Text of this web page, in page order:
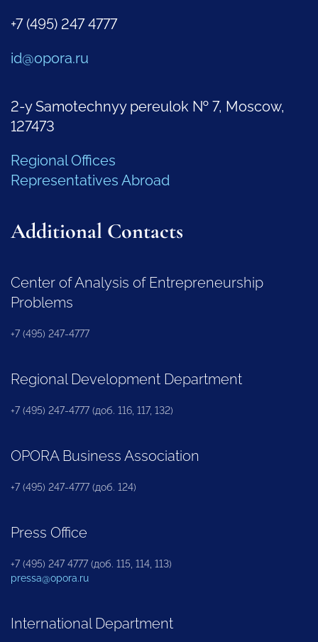
+7 (495) 247 4777
id@opora.ru
2-y Samotechnyy pereulok № 7, Moscow,
127473
Regional Offices
Representatives Abroad
Additional Contacts
Center of Analysis of Entrepreneurship
Problems
+7 (495) 247-4777
Regional Development Department
+7 (495) 247-4777 (доб. 116, 117, 132)
OPORA Business Association
+7 (495) 247-4777 (доб. 124)
Press Office
+7 (495) 247 4777 (доб. 115, 114, 113)
pressa@opora.ru
International Department